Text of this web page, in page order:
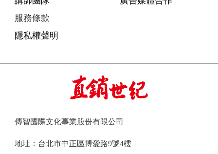
服務條款
隱私權聲明
傳智國際文化事業股份有限公司
地址：台北市中正區博愛路9號4樓